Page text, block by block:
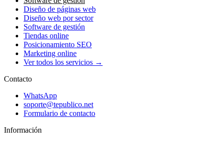
Diseño de páginas web
Diseño web por sector
Software de gestión
Tiendas online
Posicionamiento SEO
Marketing online
Ver todos los servicios →
Contacto
WhatsApp
soporte@tepublico.net
Formulario de contacto
Información